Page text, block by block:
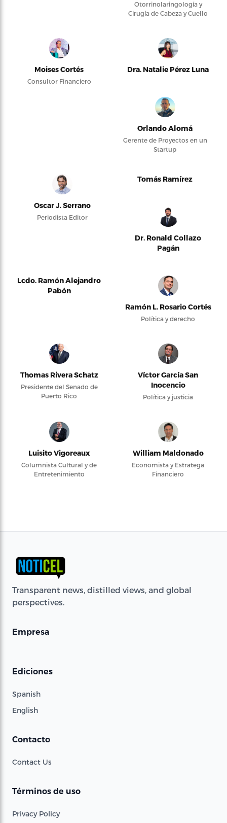
Otorrinolaringología y
Cirugía de Cabeza y Cuello
Moises Cortés
Consultor Financiero
Dra. Natalie Pérez Luna
Orlando Alomá
Gerente de Proyectos en un
Startup
Oscar J. Serrano
Periodista Editor
Tomás Ramírez
Dr. Ronald Collazo
Pagán
Lcdo. Ramón Alejandro
Pabón
Ramón L. Rosario Cortés
Política y derecho
Thomas Rivera Schatz
Presidente del Senado de
Puerto Rico
Víctor García San
Inocencio
Política y justicia
Luisito Vigoreaux
Columnista Cultural y de
Entretenimiento
William Maldonado
Economista y Estratega
Financiero
Transparent news, distilled views, and global
perspectives.
Empresa
Ediciones
Spanish
English
Contacto
Contact Us
Términos de uso
Privacy Policy